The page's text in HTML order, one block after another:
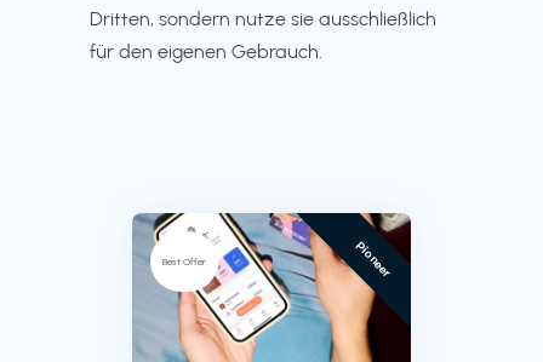
Dritten, sondern nutze sie ausschließlich
für den eigenen Gebrauch.
Best Offer Pioneer